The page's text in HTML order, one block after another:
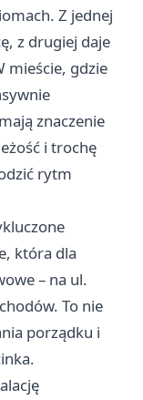
Z jednej
z drugiej daje
mieście, gdzie
znaczenie
i trochę
rytm
która dla
– na ul.
To nie
porządku i